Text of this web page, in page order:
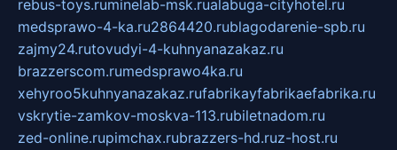
rebus-toys.ruminelab-msk.rualabuga-cityhotel.ru
medsprawo-4-ka.ru2864420.rublagodarenie-spb.ru
zajmy24.rutovudyi-4-kuhnyanazakaz.ru
brazzerscom.rumedsprawo4ka.ru
xehyroo5kuhnyanazakaz.rufabrikayfabrikaefabrika.ru
vskrytie-zamkov-moskva-113.rubiletnadom.ru
zed-online.rupimchax.rubrazzers-hd.ruz-host.ru